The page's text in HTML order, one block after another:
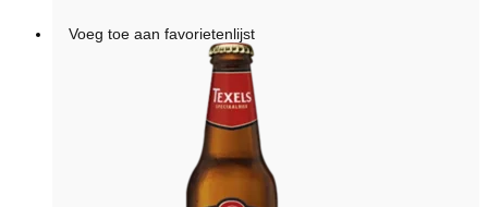
Voeg toe aan favorietenlijst